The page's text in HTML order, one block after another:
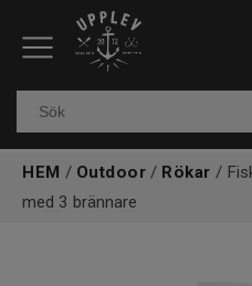
Fiskeredskap
Kläder & skor
HEM / Outdoor / Rökar /
med 3 brännare